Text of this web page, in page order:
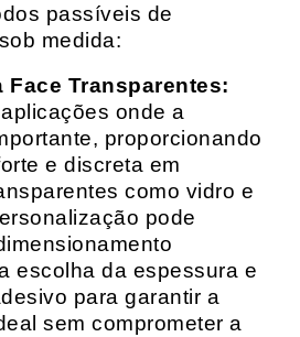
passíveis de
medida:
Face Transparentes:
onde a
proporcionando
e discreta em
como vidro e
pode
escolha da espessura e
para garantir a
sem comprometer a